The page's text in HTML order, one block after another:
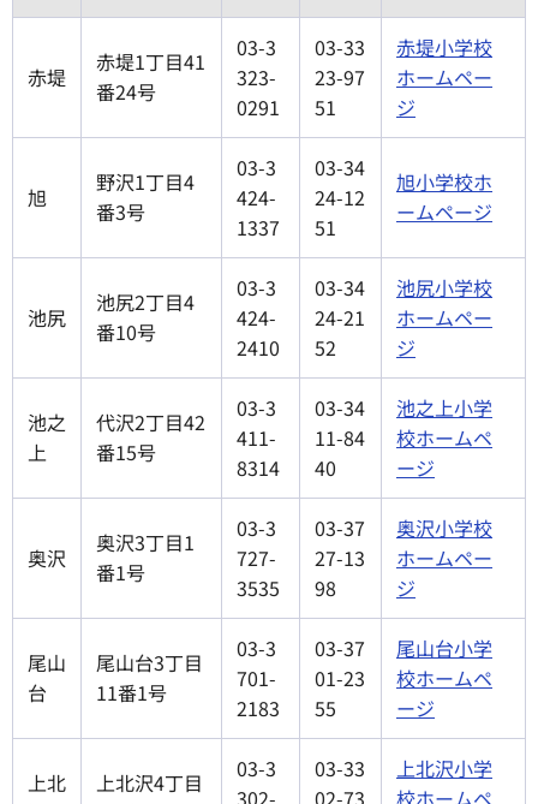
赤堤
赤堤1丁目41
番24号
03-3
323-
0291
03-33
23-97
51
赤堤小学校
ホームペー
ジ
旭
野沢1丁目4
番3号
03-3
424-
1337
03-34
24-12
51
旭小学校ホ
ームページ
池尻
池尻2丁目4
番10号
03-3
424-
2410
03-34
24-21
52
池尻小学校
ホームペー
ジ
池之
上
代沢2丁目42
番15号
03-3
411-
8314
03-34
11-84
40
池之上小学
校ホームペ
ージ
奥沢
奥沢3丁目1
番1号
03-3
727-
3535
03-37
27-13
98
奥沢小学校
ホームペー
ジ
尾山
台
尾山台3丁目
11番1号
03-3
701-
2183
03-37
01-23
55
尾山台小学
校ホームペ
ージ
上北
上北沢4丁目
03-3
302-
03-33
02-73
上北沢小学
校ホームペ